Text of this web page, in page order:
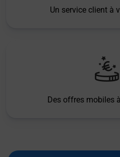
Un service client à
Des offres mobiles